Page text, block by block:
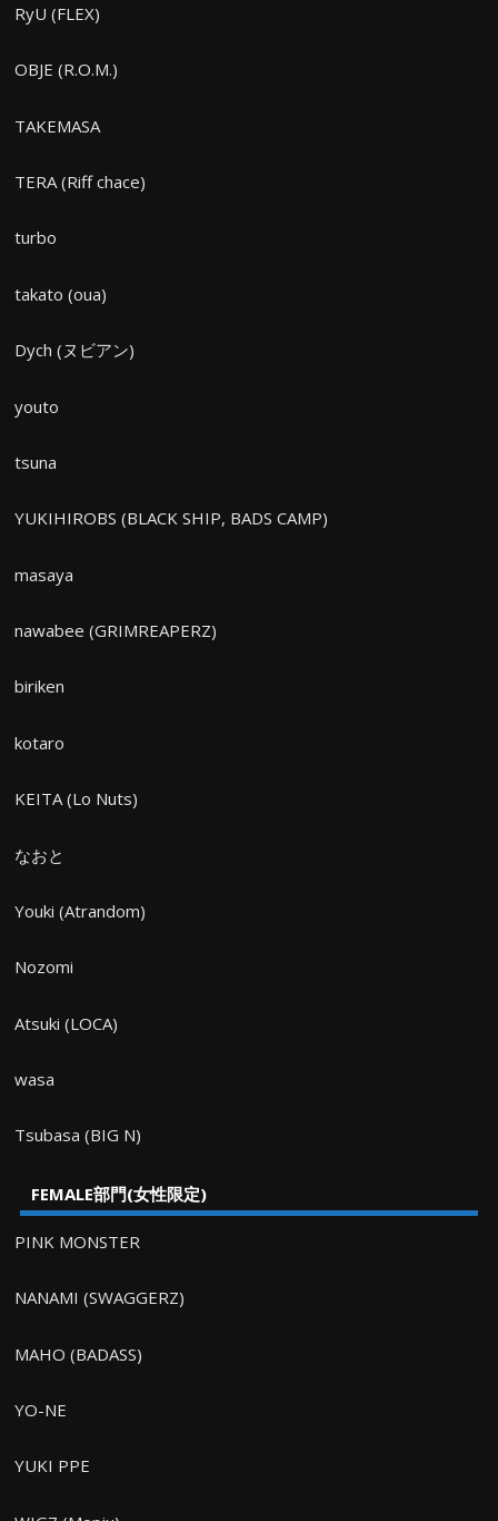
RyU (FLEX)
OBJE (R.O.M.)
TAKEMASA
TERA (Riff chace)
turbo
takato (oua)
Dych (ヌビアン)
youto
tsuna
YUKIHIROBS (BLACK SHIP, BADS CAMP)
masaya
nawabee (GRIMREAPERZ)
biriken
kotaro
KEITA (Lo Nuts)
なおと
Youki (Atrandom)
Nozomi
Atsuki (LOCA)
wasa
Tsubasa (BIG N)
FEMALE部門(女性限定)
PINK MONSTER
NANAMI (SWAGGERZ)
MAHO (BADASS)
YO-NE
YUKI PPE